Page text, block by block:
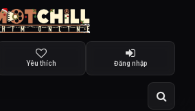
Yêu thích Đăng nhập